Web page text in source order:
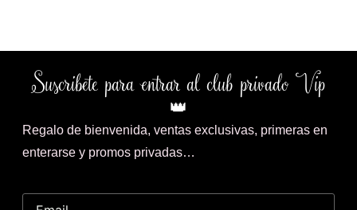
Suscribete para entrar al club privado Vip
👑
Regalo de bienvenida, ventas exclusivas, primeras en
enterarse y promos privadas…